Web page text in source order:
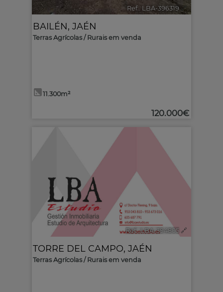
Ref.. LBA-396319 🔗
BAILÉN, JAÉN
Terras Agrícolas / Rurais em venda
11.300m²
120.000€
Ref.. LBA-394805 🔗
TORRE DEL CAMPO, JAÉN
Terras Agrícolas / Rurais em venda